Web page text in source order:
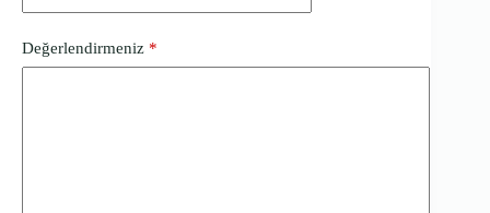
Değerlendirmeniz *